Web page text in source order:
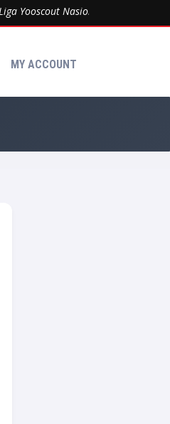
Nasional 2026 Kategori KU-17
MY ACCOUNT